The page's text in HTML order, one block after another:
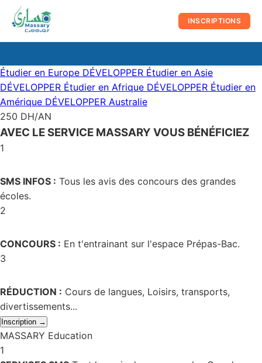
contenu
INSCRIPTIONS
Étudier en Europe DÉVELOPPER Étudier en Asie
DÉVELOPPER Étudier en Afrique DÉVELOPPER Étudier en
Amérique DÉVELOPPER Australie
250 DH/AN
AVEC LE SERVICE MASSARY VOUS BÉNÉFICIEZ
1
SMS INFOS : Tous les avis des concours des grandes
écoles.
2
CONCOURS : En t'entrainant sur l'espace Prépas-Bac.
3
RÉDUCTION : Cours de langues, Loisirs, transports,
divertissements...
Inscription →
MASSARY Education
1